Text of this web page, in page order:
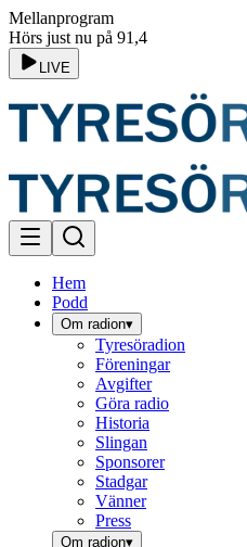
Mellanprogram
Hörs just nu på 91,4
LIVE
Hem
Podd
Om radion▾
Tyresöradion
Föreningar
Avgifter
Göra radio
Historia
Slingan
Sponsorer
Stadgar
Vänner
Press
Om radion▾